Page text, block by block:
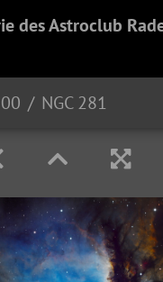
des Astroclub
NGC 281